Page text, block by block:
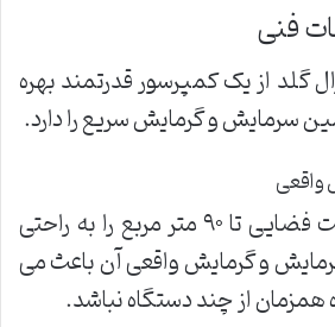
فنی
۳۶۰۰۰ جنرال گلد از یک کمپرسور قدرتمند بهره
سرمایش و گرمایش سریع را دارد.
واقعی
این دستگاه قادر است فضایی تا ۹۰ متر مربع را به راحتی
و گرمایش واقعی آن باعث می
همزمان از چند دستگاه نباشد.